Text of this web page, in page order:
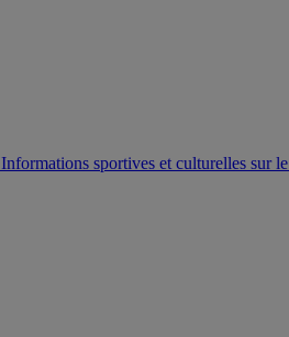
Informations sportives et culturelles sur